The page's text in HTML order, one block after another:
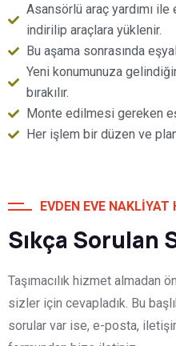
Asansörlü araç yardımı
indirilip araçlara yüklenir.
Bu aşama sonrasında
Yeni konumunuza
bırakılır.
Monte edilmesi gereken
Her işlem bir düzen ve
EVDEN EVE
Sıkça Sorulan
Taşımacılık hizmet almadan
sizler için cevapladık. Bu
sorular var ise, e-posta,